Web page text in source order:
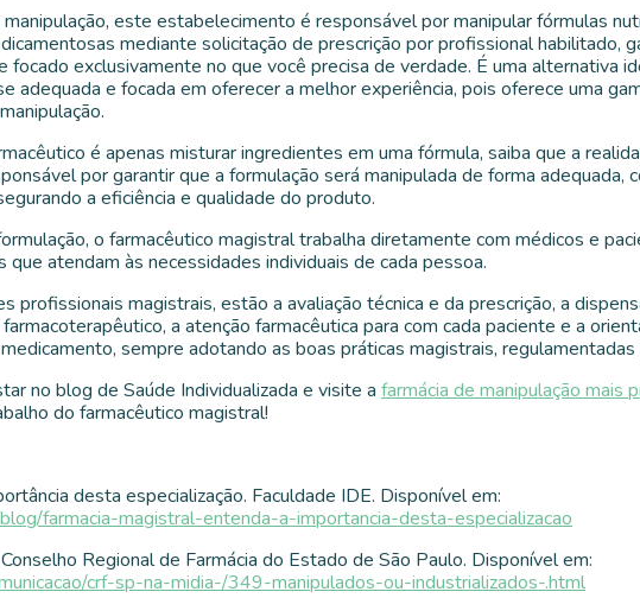
este estabelecimento é responsável por manipular fórmulas
mediante solicitação de prescrição por profissional habilitado,
exclusivamente no que você precisa de verdade. É uma alternativa
adequada e focada em oferecer a melhor experiência, pois oferece uma
é apenas misturar ingredientes em uma fórmula, saiba que a
por garantir que a formulação será manipulada de forma adequada,
a eficiência e qualidade do produto.
o farmacêutico magistral trabalha diretamente com médicos e
atendam às necessidades individuais de cada pessoa.
profissionais magistrais, estão a avaliação técnica e da prescrição, a
a atenção farmacêutica para com cada paciente e a
sempre adotando as boas práticas magistrais,
no blog de Saúde Individualizada e visite a farmácia de manipulação mais
do farmacêutico magistral!
desta especialização. Faculdade IDE. Disponível em:
farmacia-magistral-entenda-a-importancia-desta-especializacao
Regional de Farmácia do Estado de São Paulo. Disponível em:
crf-sp-na-midia-/349-manipulados-ou-industrializados-.html